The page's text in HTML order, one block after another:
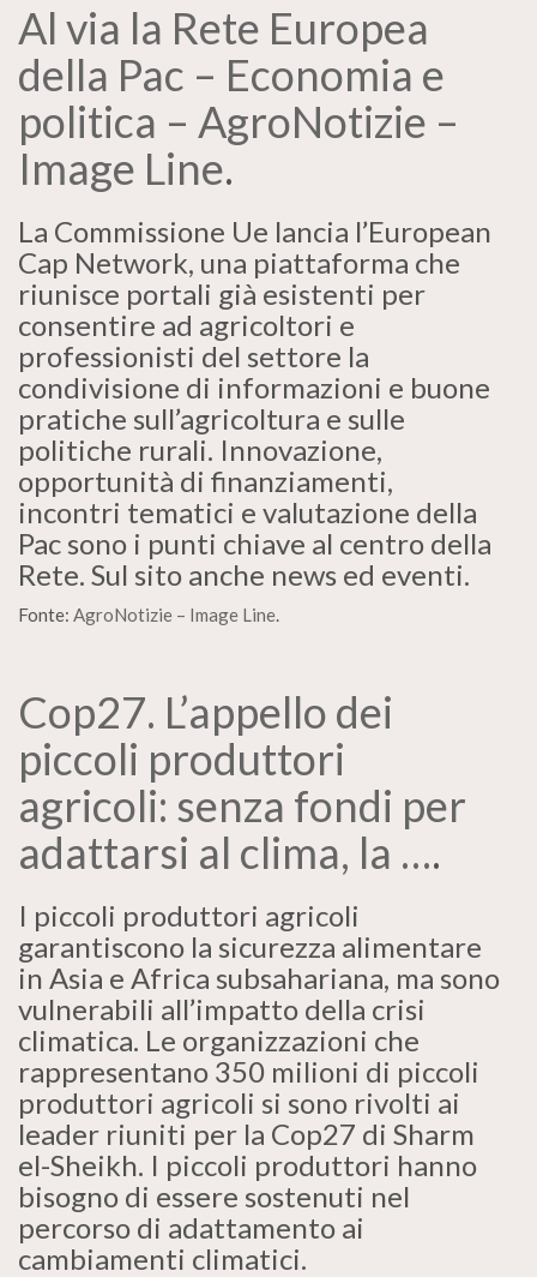
Al via la Rete Europea
della Pac – Economia e
politica – AgroNotizie –
Image Line.
La Commissione Ue lancia l’European
Cap Network, una piattaforma che
riunisce portali già esistenti per
consentire ad agricoltori e
professionisti del settore la
condivisione di informazioni e buone
pratiche sull’agricoltura e sulle
politiche rurali. Innovazione,
opportunità di finanziamenti,
incontri tematici e valutazione della
Pac sono i punti chiave al centro della
Rete. Sul sito anche news ed eventi.
Fonte: AgroNotizie – Image Line.
Cop27. L’appello dei
piccoli produttori
agricoli: senza fondi per
adattarsi al clima, la ….
I piccoli produttori agricoli
garantiscono la sicurezza alimentare
in Asia e Africa subsahariana, ma sono
vulnerabili all’impatto della crisi
climatica. Le organizzazioni che
rappresentano 350 milioni di piccoli
produttori agricoli si sono rivolti ai
leader riuniti per la Cop27 di Sharm
el-Sheikh. I piccoli produttori hanno
bisogno di essere sostenuti nel
percorso di adattamento ai
cambiamenti climatici.